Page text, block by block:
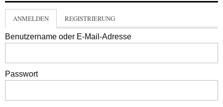
ANMELDEN REGISTRIERUNG
Benutzername oder E-Mail-Adresse
Passwort